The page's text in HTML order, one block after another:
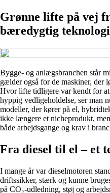
Grønne lifte på vej
bæredygtig
Bygge- og anlægsbranchen står
gælder også for de maskiner, der
Hvor lifte tidligere var kendt for
hyppig vedligeholdelse, ser man
modeller, der kører på el,
ikke længere et nicheprodukt,
både arbejdsgange og krav i
Fra diesel til el – et
I mange år var dieselmotoren
driftssikker, stærk og kunne
på CO₂-udledning, støj og